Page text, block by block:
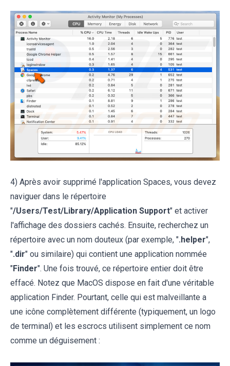
4) Après avoir supprimé l'application Spaces, vous devez
naviguer dans le répertoire
"/Users/Test/Library/Application Support" et activer
l'affichage des dossiers cachés. Ensuite, recherchez un
répertoire avec un nom douteux (par exemple, ".helper",
".dir" ou similaire) qui contient une application nommée
"Finder". Une fois trouvé, ce répertoire entier doit être
effacé. Notez que MacOS dispose en fait d'une véritable
application Finder. Pourtant, celle qui est malveillante a
une icône complètement différente (typiquement, un logo
de terminal) et les escrocs utilisent simplement ce nom
comme un déguisement :